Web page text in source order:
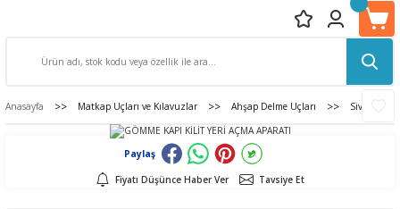
Anasayfa Matkap Uçları ve Kılavuzlar Ahşap Delme Uçları Sivri uçlu
Paylaş
Fiyatı Düşünce Haber Ver Tavsiye Et